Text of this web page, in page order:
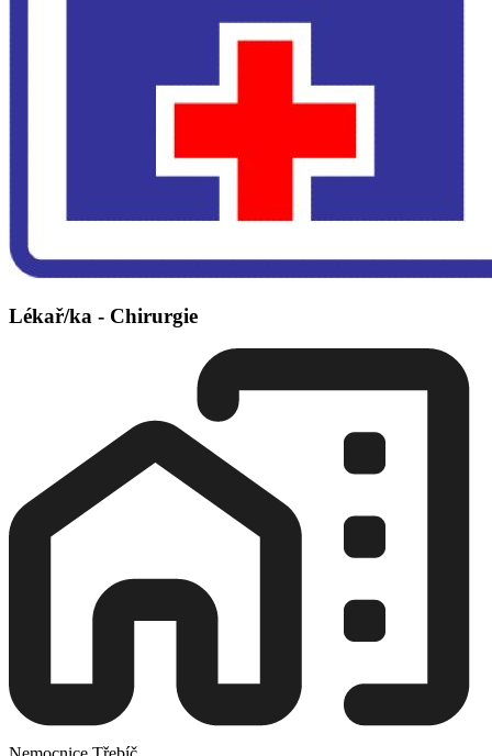
Lékař/ka - Chirurgie